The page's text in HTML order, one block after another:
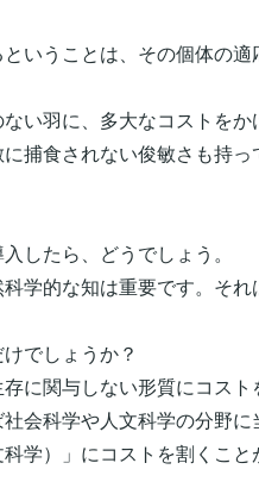
いうことは、その個体の
い羽に、多大なコストをか
捕食されない俊敏さも持
したら、どうでしょう。
学的な知は重要です。そ
でしょうか？
に関与しない形質にコスト
会科学や人文科学の分野に
学）」にコストを割くこ